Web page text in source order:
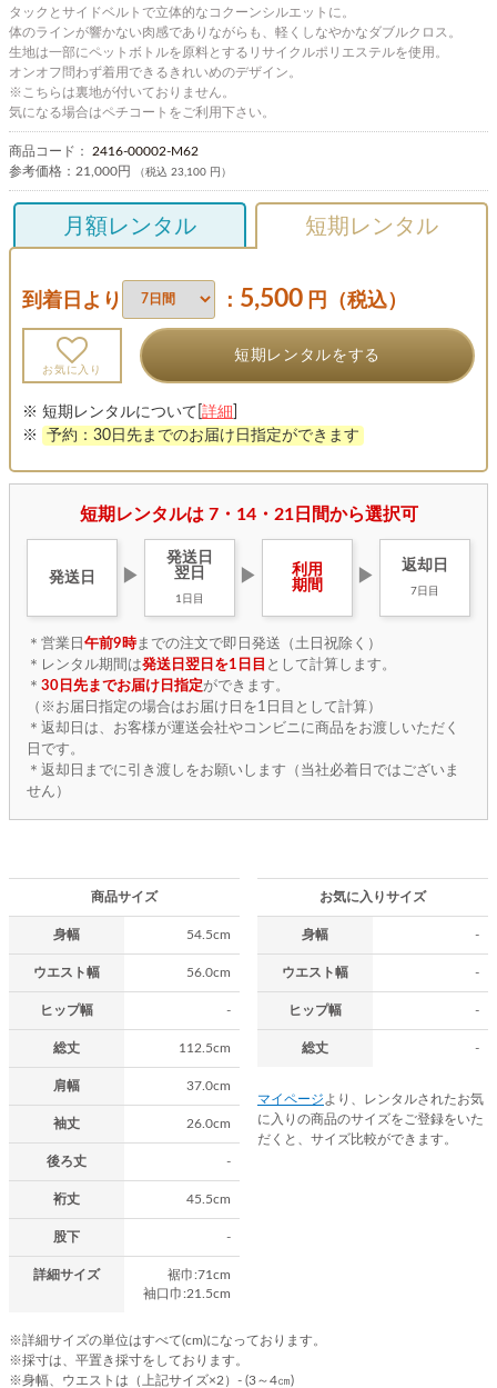
タックとサイドベルトで立体的なコクーンシルエットに。
体のラインが響かない肉感でありながらも、軽くしなやかなダブルクロス。
生地は一部にペットボトルを原料とするリサイクルポリエステルを使用。
オンオフ問わず着用できるきれいめのデザイン。
※こちらは裏地が付いておりません。
気になる場合はペチコートをご利用下さい。
商品コード： 2416-00002-M62
参考価格： 21,000円 （税込 23,100 円）
月額レンタル 短期レンタル
到着日より ： 5,500 円（税込）
お気に入り
短期レンタルをする
※ 短期レンタルについて[ 詳細
※
予約：30日先までのお届け日指定ができます
短期レンタルは 7・14・21日間から選択可
発送日 ▶
発送日
翌日
1日目
▶
利用
期間
▶
返却日
7日目
＊営業日 午前9時までの注文で即日発送（土日祝除く）
＊レンタル期間は発送日翌日を1日目 として計算します。
＊ 30日先までお届け日指定ができます。
（※お届日指定の場合はお届け日を1日目として計算）
＊返却日は、お客様が運送会社やコンビニに商品をお渡しいただく
日です。
＊返却日までに引き渡しをお願いします（当社必着日ではございま
せん）
商品サイズ
身幅 54.5cm
ウエスト幅 56.0cm
ヒップ幅 -
総丈 112.5cm
肩幅 37.0cm
袖丈 26.0cm
後ろ丈 -
裄丈 45.5cm
股下 -
詳細サイズ
裾巾:71cm
袖口巾:21.5cm
お気に入りサイズ
身幅 -
ウエスト幅 -
ヒップ幅 -
総丈 -
マイページ より、レンタルされたお気
に入りの商品のサイズをご登録をいた
だくと、サイズ比較ができます。
※詳細サイズの単位はすべて(cm)になっております。
※採寸は、平置き採寸をしております。
※身幅、ウエストは（上記サイズ×2）- (3～4㎝)